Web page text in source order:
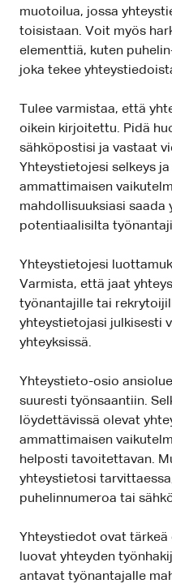
muotoilua, jossa
toisistaan. Voit myös
elementtiä, kuten
joka tekee
Tulee varmistaa, että
oikein kirjoitettu. Pidä
sähköpostisi ja vastaat
Yhteystietojesi selkeys
ammattimaisen
mahdollisuuksiasi saada
potentiaalisilta
Yhteystietojesi
Varmista, että jaat
työnantajille tai
yhteystietojasi julkisesti
yhteyksissä.
Yhteystieto-osio
suuresti työnsaantiin.
löydettävissä olevat
ammattimaisen
helposti tavoitettavan.
yhteystietosi
puhelinnumeroa tai
Yhteystiedot ovat tärkeä
luovat yhteyden
antavat työnantajalle